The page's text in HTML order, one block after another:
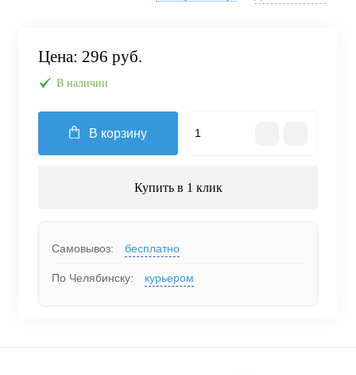
Цена: 296 руб.
В наличии
В корзину
Купить в 1 клик
Самовывоз: бесплатно
По Челябинску: курьером